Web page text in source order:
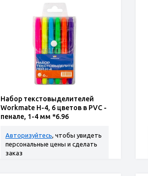
Набор текстовыделителей
Workmate H-4, 6 цветов в PVC -
пенале, 1-4 мм *6.96
Авторизуйтесь, чтобы увидеть
персональные цены и сделать
заказ